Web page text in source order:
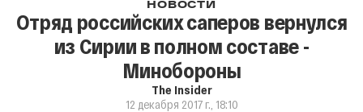
НОВОСТИ
Отряд российских саперов вернулся
из Сирии в полном составе -
Минобороны
The Insider
12 декабря 2017 г., 18:10